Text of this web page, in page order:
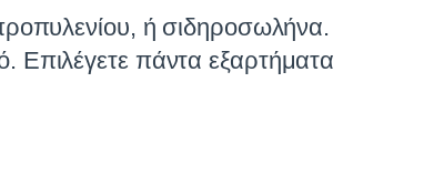
ή σιδηροσωλήνα.
Επιλέγετε πάντα εξαρτήματα